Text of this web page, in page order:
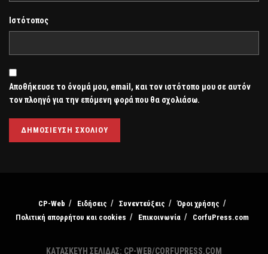
Ιστότοπος
Αποθήκευσε το όνομά μου, email, και τον ιστότοπο μου σε αυτόν
τον πλοηγό για την επόμενη φορά που θα σχολιάσω.
CP-Web Ειδήσεις Συνεντεύξεις
Όροι χρήσης
Πολιτική απορρήτου και cookies
Επικοινωνία CorfuPress.com
ΚΑΤΑΣΚΕΥΗ ΣΕΛΙΔΑΣ: CP-WEB/CORFUPRESS.COM